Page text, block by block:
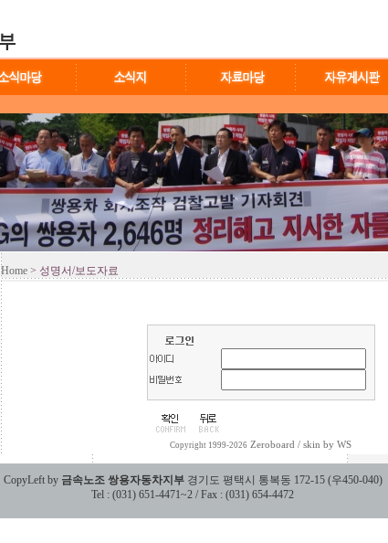
Home > 성명서/보도자료
Copyright 1999-2026 Zeroboard / skin by WS
CopyLeft by 금속노조 쌍용자동차지부경기도 평택시 통복동 172-15 (우450-040)
Tel : (031) 651-4471~2 / Fax : (031) 654-4472